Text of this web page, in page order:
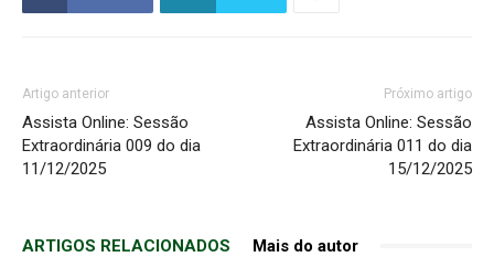
Artigo anterior
Assista Online: Sessão
Extraordinária 009 do dia
11/12/2025
Próximo artigo
Assista Online: Sessão
Extraordinária 011 do dia
15/12/2025
ARTIGOS RELACIONADOS Mais do autor